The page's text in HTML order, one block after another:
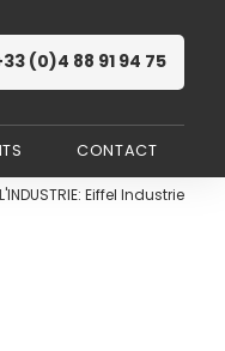
(0)4 88 91 94 75
CONTACT
L'INDUSTRIE: Eiffel Industrie